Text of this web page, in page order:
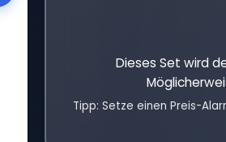
Dieses Set wird
Tipp: Setze einen Preis-